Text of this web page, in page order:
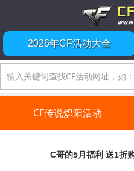
2026年CF活动大全
CF传说炽阳活动
C哥的5月福利 送1折